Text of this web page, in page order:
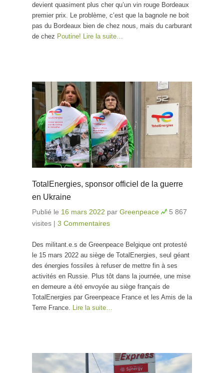
devient quasiment plus cher qu’un vin rouge Bordeaux
premier prix. Le problème, c’est que la bagnole ne boit
pas du Bordeaux bien de chez nous, mais du carburant
de chez Poutine! Lire la suite…
TotalEnergies, sponsor officiel de la guerre
en Ukraine
Publié le 16 mars 2022 par Greenpeace
5 867
visites | 3 Commentaires
Des militant.e.s de Greenpeace Belgique ont protesté
le 15 mars 2022 au siège de TotalEnergies, seul géant
des énergies fossiles à refuser de mettre fin à ses
activités en Russie. Plus tôt dans la journée, une mise
en demeure a été envoyée au siège français de
TotalEnergies par Greenpeace France et les Amis de la
Terre France. Lire la suite…